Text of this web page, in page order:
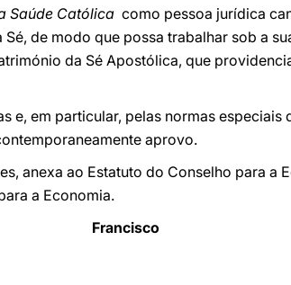
Saúde Católica como pessoa jurídica
de modo que possa trabalhar sob a
da Sé Apostólica, que
e, em particular, pelas normas especiais
aprovo.
anexa ao Estatuto do Conselho para a
a Economia.
Francisco